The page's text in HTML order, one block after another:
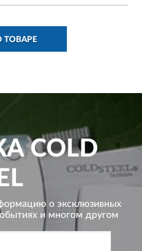
ТОВАРЕ
COLD
о эксклюзивных
и многом другом